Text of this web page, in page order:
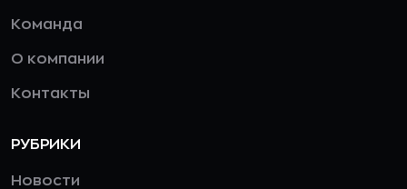
Команда
О компании
Контакты
РУБРИКИ
Новости